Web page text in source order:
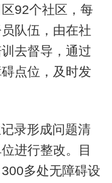
92个社区，每
队伍，由在社
去督导，通过
点位，及时发
录形成问题清
进行整改。目
多处无障碍设